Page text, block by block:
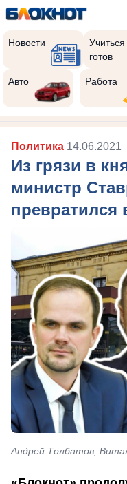
Новости
Учиться
готов
Авто Работа
Политика 14.06.2021
Из грязи в
министр
превратился
Андрей Толбатов,